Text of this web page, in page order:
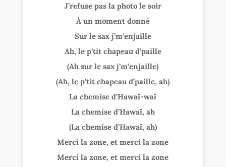
J’refuse pas la photo le soir
À un moment donné
Sur le sax j’m’enjaille
Ah, le p’tit chapeau d’paille
(Ah sur le sax j’m’enjaille)
(Ah, le p’tit chapeau d’paille, ah)
La chemise d’Hawaï-waï
La chemise d’Hawaï, ah
(La chemise d’Hawaï, ah)
Merci la zone, et merci la zone
Merci la zone, et merci la zone